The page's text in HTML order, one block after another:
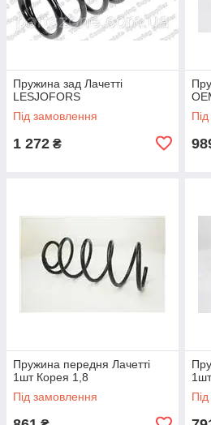
Пружина зад Лачетті
LESJOFORS
Під замовлення
1 272 ₴
Пружина передня Лачетті
1шт Корея 1,8
Під замовлення